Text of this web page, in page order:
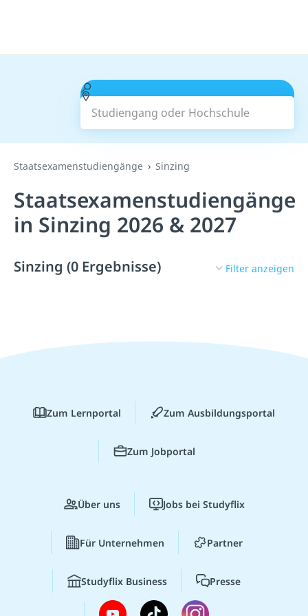
Studiengang oder Hochschule
Suchen
Staatsexamenstudiengänge Sinzing
Staatsexamenstudiengänge
in Sinzing 2026 & 2027
Sinzing (0 Ergebnisse) Filter anzeigen
Zum Lernportal Zum Ausbildungsportal
Zum Jobportal
Über uns Jobs bei Studyflix
Für Unternehmen Partner
Studyflix Business Presse